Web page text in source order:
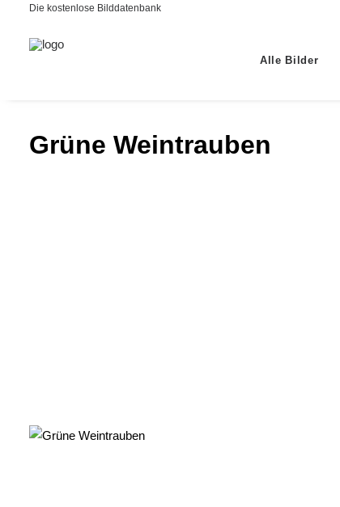
Die kostenlose Bilddatenbank
Alle Bilder
Grüne Weintrauben